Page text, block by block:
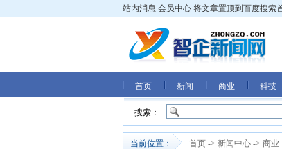
站内消息 会员中心 将文章置顶到百度搜索
首页 新闻 商业 科技
搜索：
当前位置： 首页 -> 新闻中心 -> 商业